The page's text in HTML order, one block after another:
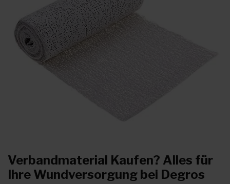
Verbandmaterial Kaufen? Alles für
Ihre Wundversorgung bei Degros